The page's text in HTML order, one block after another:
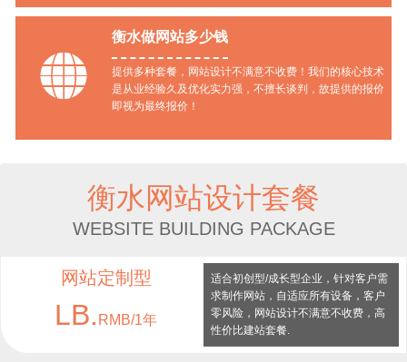

衡水做网站多少钱
提供多种套餐，网站设计不满意不收费！我们的核心技术
是从业经验久及优化实力强，不擅长谈判，故提供的报价
即视为最终报价！
衡水网站设计套餐
WEBSITE BUILDING PACKAGE
网站定制型
LB. RMB/1年
适合初创型/成长型企业，针对客户需
求制作网站，自适应所有设备，客户
零风险，网站设计不满意不收费，高
性价比建站套餐.